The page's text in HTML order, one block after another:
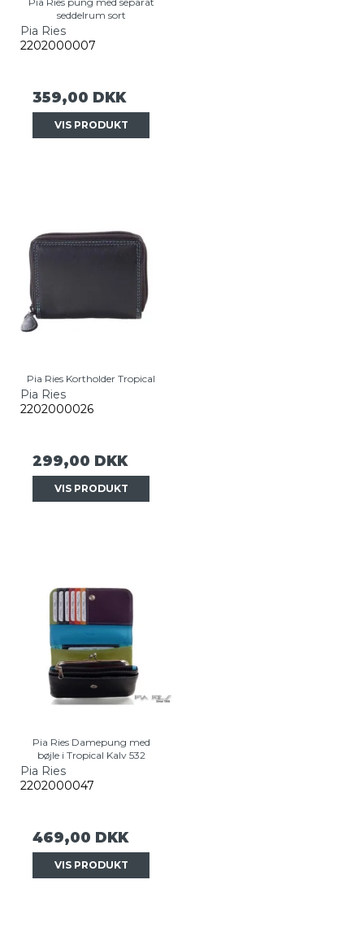
seddelrum sort
Pia Ries
2202000007
359,00 DKK
VIS PRODUKT
Pia Ries Kortholder Tropical
Pia Ries
2202000026
299,00 DKK
VIS PRODUKT
Pia Ries Damepung med
bøjle i Tropical Kalv 532
Pia Ries
2202000047
469,00 DKK
VIS PRODUKT